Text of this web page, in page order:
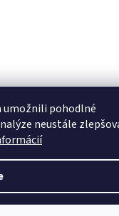
umožnili pohodlné
neustále